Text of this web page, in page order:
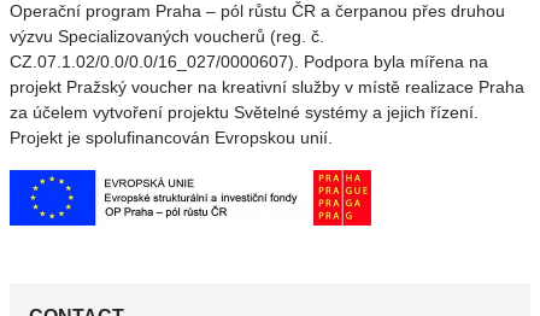
Operační program Praha – pól růstu ČR a čerpanou přes druhou
výzvu Specializovaných voucherů (reg. č.
CZ.07.1.02/0.0/0.0/16_027/0000607). Podpora byla mířena na
projekt Pražský voucher na kreativní služby v místě realizace Praha
za účelem vytvoření projektu Světelné systémy a jejich řízení.
Projekt je spolufinancován Evropskou unií.